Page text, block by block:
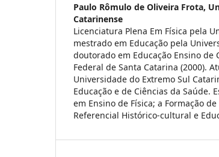
Paulo Rômulo de Oliveira Frota,
Catarinense
Licenciatura Plena Em Física pela
mestrado em Educação pela
doutorado em Educação Ensino
Federal de Santa Catarina (2000).
Universidade do Extremo Sul
Educação e de Ciências da Saúde.
em Ensino de Física; a Formação
Referencial Histórico-cultural e